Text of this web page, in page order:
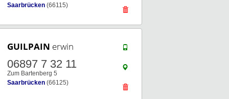
Saarbrücken (66115)
GUILPAIN erwin
06897 7 32 11
Zum Bartenberg 5
Saarbrücken (66125)